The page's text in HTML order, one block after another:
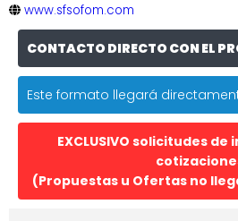
www.sfsofom.com
CONTACTO DIRECTO CON EL
Este formato llegará
EXCLUSIVO solicitudes
(Propuestas u Ofertas no